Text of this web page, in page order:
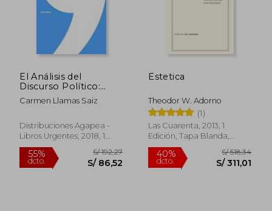
El Análisis del
Discurso Político:
Géneros y
Metodologías
Carmen Llamas Saiz
Distribuciones Agapea -
Libros Urgentes, 2018, 1
Edición, Tapa Blanda,
Nuevo
Estetica
Theodor W. Adorno
(1)
Las Cuarenta, 2013, 1
Edición, Tapa Blanda,
Nuevo